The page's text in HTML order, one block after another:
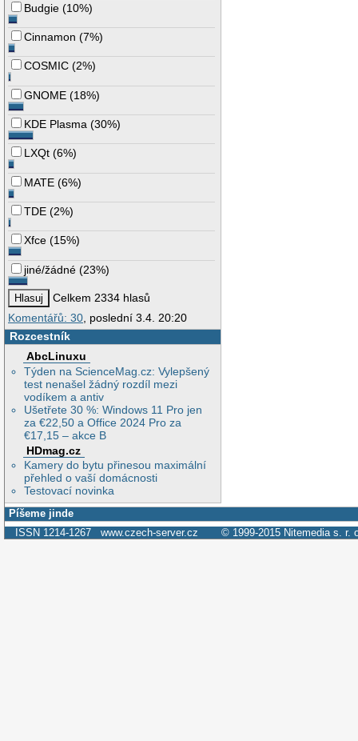
Budgie (10%)
Cinnamon (7%)
COSMIC (2%)
GNOME (18%)
KDE Plasma (30%)
LXQt (6%)
MATE (6%)
TDE (2%)
Xfce (15%)
jiné/žádné (23%)
Celkem 2334 hlasů
Komentářů: 30, poslední 3.4. 20:20
Rozcestník
AbcLinuxu
Týden na ScienceMag.cz: Vylepšený
test nenašel žádný rozdíl mezi
vodíkem a antiv
Ušetřete 30 %: Windows 11 Pro jen
za €22,50 a Office 2024 Pro za
€17,15 – akce B
HDmag.cz
Kamery do bytu přinesou maximální
přehled o vaší domácnosti
Testovací novinka
Píšeme jinde
ISSN 1214-1267 www.czech-server.cz © 1999-2015 Nitemedia s. r.